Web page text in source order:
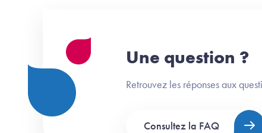
Une question ?
Retrouvez les réponses aux
Consultez la FAQ